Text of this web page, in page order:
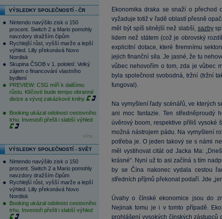
VÝSLEDKY SPOLEČNOSTÍ - ČR
Nintendo navýšilo zisk o 150
procent. Switch 2 a Mario pomohly
navzdory dražším čipům
Rychlejší růst, vyšší marže a lepší
výhled. Lilly překonává Novo
Nordisk
Skupina ČSOB v 1. pololetí: Velký
zájem o financování vlastního
bydlení
PREVIEW: CSG míří k dalšímu
růstu. Klíčové bude tempo obranné
divize a vývoj zakázkové knihy
Booking ukázal odolnost cestovního
trhu. Investoři přešli i slabší výhled
více...
VÝSLEDKY SPOLEČNOSTÍ - SVĚT
Nintendo navýšilo zisk o 150
procent. Switch 2 a Mario pomohly
navzdory dražším čipům
Rychlejší růst, vyšší marže a lepší
výhled. Lilly překonává Novo
Nordisk
Booking ukázal odolnost cestovního
trhu. Investoři přešli i slabší výhled
Ekonomika draka se snaží o přechod
vyžaduje totiž v řadě oblastí přesně
měl být spíš silnější než slabší, sazby
lidem než státem (což je obrovský
explicitní dotace, které firemnímu
jejich finanční síla. Je jasné, že tu
vůbec nehovořím o tom, zda je vůbec
byla společnost svobodná, tržní (tržní
fungoval).
Na vymyšlení řady scénářů, ve kterých
ani moc fantazie. Ten středněproudý
úvěrový boom, respektive příliš vysoké
možná nástrojem pádu. Na vymyšlení
potřeba je. O jeden takový se s námi
měl vystihovat citát od Jacka Ma:
krásné“. Nyní už to asi začíná s tím
by se Čína nakonec vydala cestou
středních příjmů překonat podaří. Jde
Úvahy o čínské ekonomice jsou do
Nejinak tomu je i v tomto případě.
prohlášení vysokých čínských